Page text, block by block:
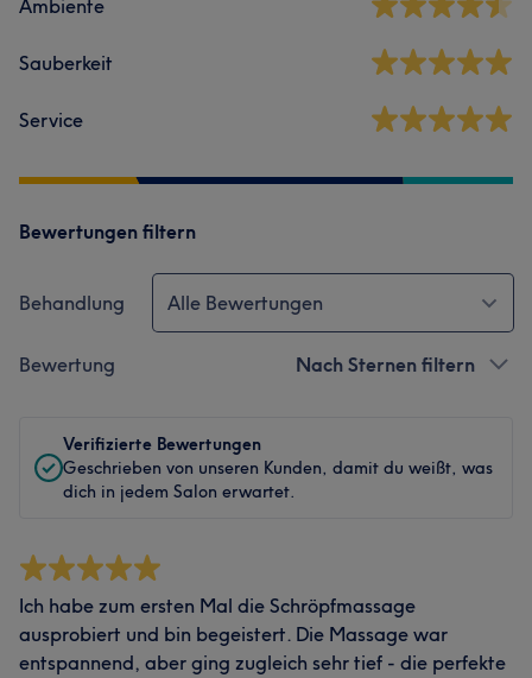
Ambiente
Sauberkeit
Service
Bewertungen filtern
Behandlung Alle Bewertungen
Bewertung Nach Sternen filtern
Verifizierte Bewertungen
Geschrieben von unseren Kunden, damit du weißt, was
dich in jedem Salon erwartet.
Ich habe zum ersten Mal die Schröpfmassage
ausprobiert und bin begeistert. Die Massage war
entspannend, aber ging zugleich sehr tief - die perfekte